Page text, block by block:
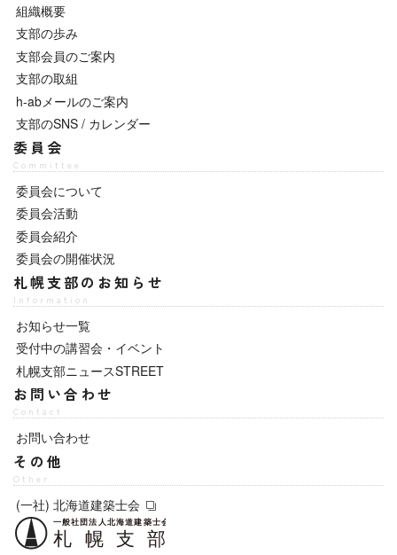
組織概要
支部の歩み
支部会員のご案内
支部の取組
h-abメールのご案内
支部のSNS / カレンダー
委員会
Committee
委員会について
委員会活動
委員会紹介
委員会の開催状況
札幌支部のお知らせ
Information
お知らせ一覧
受付中の講習会・イベント
札幌支部ニュースSTREET
お問い合わせ
Contact
お問い合わせ
その他
Other
(一社) 北海道建築士会